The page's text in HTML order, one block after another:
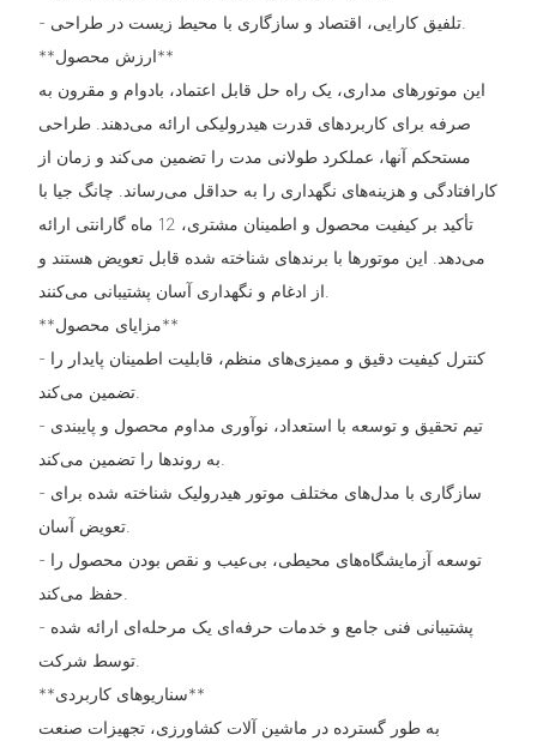
- تلفیق کارایی، اقتصاد و سازگاری با محیط زیست در طراحی.
**ارزش محصول**
این موتورهای مداری، یک راه حل قابل اعتماد، بادوام و مقرون به
صرفه برای کاربردهای قدرت هیدرولیکی ارائه می‌دهند. طراحی
مستحکم آنها، عملکرد طولانی مدت را تضمین می‌کند و زمان از
کارافتادگی و هزینه‌های نگهداری را به حداقل می‌رساند. چانگ جیا با
تأکید بر کیفیت محصول و اطمینان مشتری، 12 ماه گارانتی ارائه
می‌دهد. این موتورها با برندهای شناخته شده قابل تعویض هستند و
**مزایای محصول**
- کنترل کیفیت دقیق و ممیزی‌های منظم، قابلیت اطمینان پایدار را
تضمین می‌کند.
- تیم تحقیق و توسعه با استعداد، نوآوری مداوم محصول و پایبندی
- سازگاری با مدل‌های مختلف موتور هیدرولیک شناخته شده برای
تعویض آسان.
- توسعه آزمایشگاه‌های محیطی، بی‌عیب و نقص بودن محصول را
- پشتیبانی فنی جامع و خدمات حرفه‌ای یک مرحله‌ای ارائه شده
توسط شرکت.
**سناریوهای کاربردی**
به طور گسترده در ماشین آلات کشاورزی، تجهیزات صنعت